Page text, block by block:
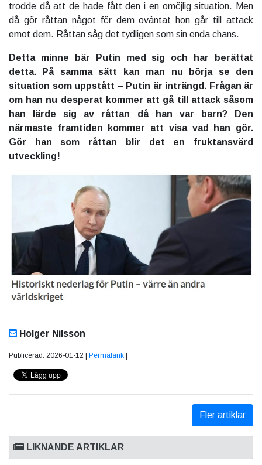
trodde då att de hade fått den i en omöjlig situation. Men
då gör råttan något för dem oväntat hon går till attack
emot dem. Råttan såg det tydligen som sin enda chans.
Detta minne bär Putin med sig och har berättat
detta. På samma sätt kan man nu börja se den
situation som uppstått – Putin är inträngd. Frågan är
om han nu desperat kommer att gå till attack såsom
han lärde sig av råttan då han var barn? Den
närmaste framtiden kommer att visa vad han gör.
Gör han som råttan blir det en fruktansvärd
utveckling!
Holger Nilsson
Publicerad: 2026-01-12 | Permalänk |
Fler artiklar
LIKNANDE ARTIKLAR